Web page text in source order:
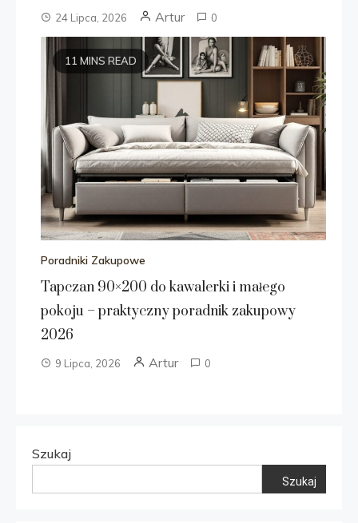
24 Lipca, 2026 Artur 0
11 MINS READ
Poradniki Zakupowe
Tapczan 90×200 do kawalerki i małego
pokoju – praktyczny poradnik zakupowy
2026
9 Lipca, 2026 Artur 0
Szukaj
Szukaj